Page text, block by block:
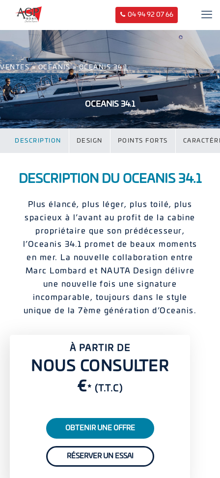
04 94 92 07 66
VENTES»OCEANIS»OCEANIS 34.1
OCEANIS 34.1
DESCRIPTION DESIGN POINTS FORTS
DESCRIPTION DU OCEANIS 34.1
Plus élancé, plus léger, plus toilé, plus
spacieux à l’avant au profit de la cabine
propriétaire que son prédécesseur,
l’Oceanis 34.1 promet de beaux moments
en mer. La nouvelle collaboration entre
Marc Lombard et NAUTA Design délivre
une nouvelle fois une signature
incomparable, toujours dans le style
unique de la 7ème génération d’Oceanis.
À PARTIR DE
NOUS CONSULTER
€* (T.T.C)
OBTENIR UNE OFFRE
RÉSERVER UN ESSAI